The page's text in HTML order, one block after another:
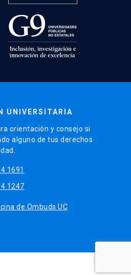
UNIVERSITARIA
orientación y consejo si
alguno de tus derechos
1691
1247
de Ombuds UC